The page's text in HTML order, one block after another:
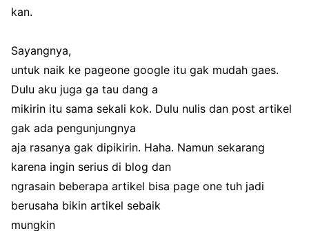
kan.
Sayangnya,
untuk naik ke pageone google itu gak mudah gaes.
Dulu aku juga ga tau dang a
mikirin itu sama sekali kok. Dulu nulis dan post artikel
gak ada pengunjungnya
aja rasanya gak dipikirin. Haha. Namun sekarang
karena ingin serius di blog dan
ngrasain beberapa artikel bisa page one tuh jadi
berusaha bikin artikel sebaik
mungkin